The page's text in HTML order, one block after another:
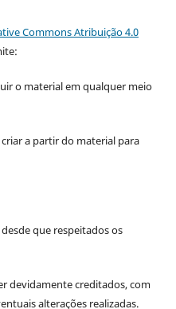
Commons Atribuição 4.0
o material em qualquer meio
a partir do material para
que respeitados os
devidamente creditados, com
alterações realizadas.